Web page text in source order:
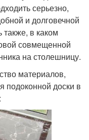
серьезно,
и долговечной
также, в каком
совмещенной
на столешницу.
материалов,
подоконной доски в